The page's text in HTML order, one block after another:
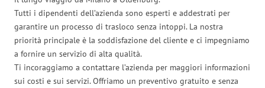
Tutti i dipendenti dell’azienda sono esperti e addestrati per
garantire un processo di trasloco senza intoppi. La nostra
priorità principale è la soddisfazione del cliente e ci impegniamo
a fornire un servizio di alta qualità.
Ti incoraggiamo a contattare l’azienda per maggiori informazioni
sui costi e sui servizi. Offriamo un preventivo gratuito e senza